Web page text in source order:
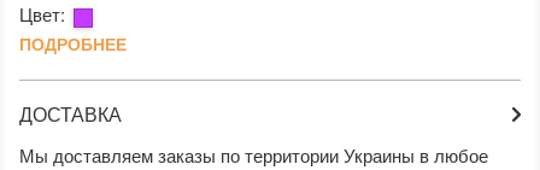
Цвет:
ПОДРОБНЕЕ
ДОСТАВКА
Мы доставляем заказы по территории Украины в любое